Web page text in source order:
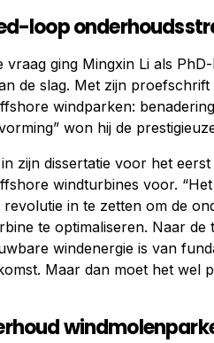
loop
vraag ging Mingxin Li als
de slag. Met zijn
windparken:
won hij de
zijn dissertatie voor het
windturbines voor.
revolutie in te zetten om de
te optimaliseren. Naar
windenergie is van
Maar dan moet het wel